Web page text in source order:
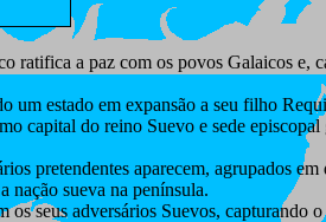
ratifica a paz com os povos Galaicos e,
um estado em expansão a seu filho
capital do reino Suevo e sede
pretendentes aparecem, agrupados
nação sueva na península.
os seus adversários Suevos,